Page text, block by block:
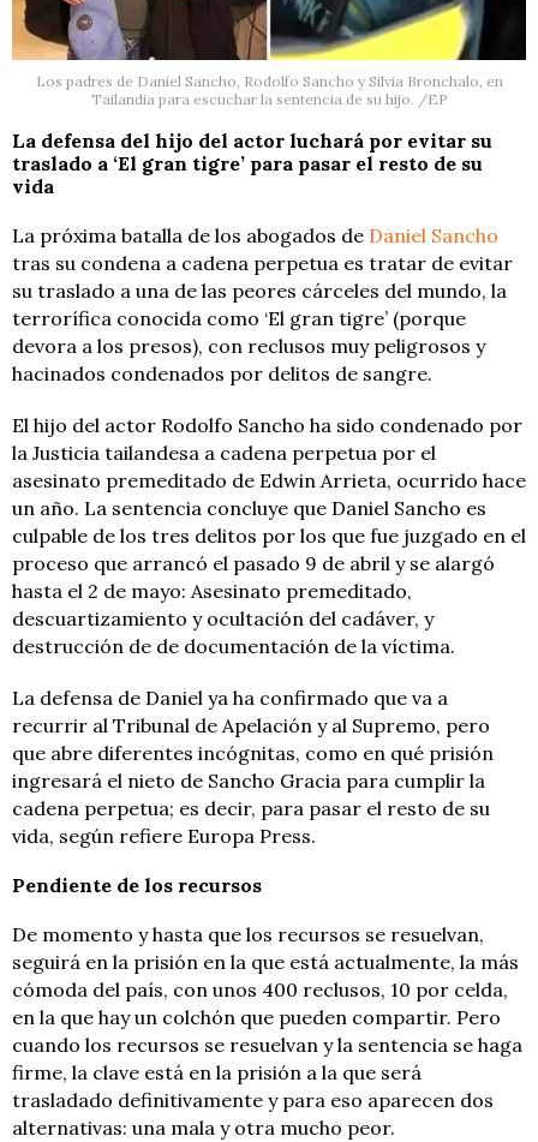
Los padres de Daniel Sancho, Rodolfo Sancho y Silvia Bronchalo, en
Tailandia para escuchar la sentencia de su hijo. /EP
La defensa del hijo del actor luchará por evitar su
traslado a ‘El gran tigre’ para pasar el resto de su
vida
La próxima batalla de los abogados de Daniel Sancho
tras su condena a cadena perpetua es tratar de evitar
su traslado a una de las peores cárceles del mundo, la
terrorífica conocida como ‘El gran tigre’ (porque
devora a los presos), con reclusos muy peligrosos y
hacinados condenados por delitos de sangre.
El hijo del actor Rodolfo Sancho ha sido condenado por
la Justicia tailandesa a cadena perpetua por el
asesinato premeditado de Edwin Arrieta, ocurrido hace
un año. La sentencia concluye que Daniel Sancho es
culpable de los tres delitos por los que fue juzgado en el
proceso que arrancó el pasado 9 de abril y se alargó
hasta el 2 de mayo: Asesinato premeditado,
descuartizamiento y ocultación del cadáver, y
destrucción de de documentación de la víctima.
La defensa de Daniel ya ha confirmado que va a
recurrir al Tribunal de Apelación y al Supremo, pero
que abre diferentes incógnitas, como en qué prisión
ingresará el nieto de Sancho Gracia para cumplir la
cadena perpetua; es decir, para pasar el resto de su
vida, según refiere Europa Press.
Pendiente de los recursos
De momento y hasta que los recursos se resuelvan,
seguirá en la prisión en la que está actualmente, la más
cómoda del país, con unos 400 reclusos, 10 por celda,
en la que hay un colchón que pueden compartir. Pero
cuando los recursos se resuelvan y la sentencia se haga
firme, la clave está en la prisión a la que será
trasladado definitivamente y para eso aparecen dos
alternativas: una mala y otra mucho peor.